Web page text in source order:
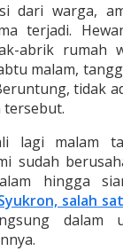
dari warga,
terjadi.
abrik rumah
malam,
tidak
tersebut.
lagi malam
sudah
hingga
salah
dalam